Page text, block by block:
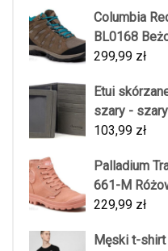
Columbia
BL0168
299,99 zł
Etui
szary - szary
103,99 zł
Palladium
661-M
229,99 zł
Męski t-shirt